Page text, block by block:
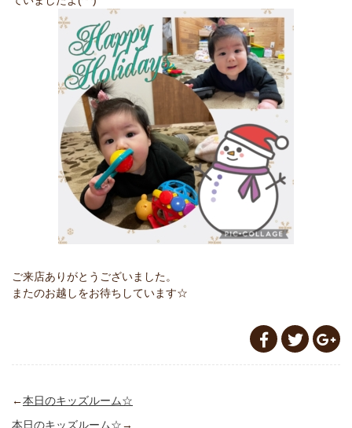
ご来店ありがとうございました。
またのお越しをお待ちしています☆
←本日のキッズルーム☆
本日のキッズルーム☆→